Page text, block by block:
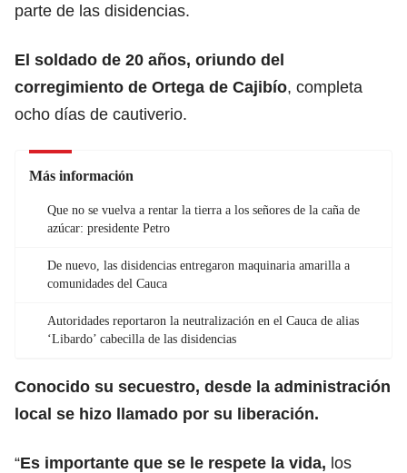
parte de las disidencias.
El soldado de 20 años, oriundo del
corregimiento de Ortega de Cajibío, completa
ocho días de cautiverio.
Más información
Que no se vuelva a rentar la tierra a los señores de la caña de
azúcar: presidente Petro
De nuevo, las disidencias entregaron maquinaria amarilla a
comunidades del Cauca
Autoridades reportaron la neutralización en el Cauca de alias
‘Libardo’ cabecilla de las disidencias
Conocido su secuestro, desde la administración
local se hizo llamado por su liberación.
“Es importante que se le respete la vida, los